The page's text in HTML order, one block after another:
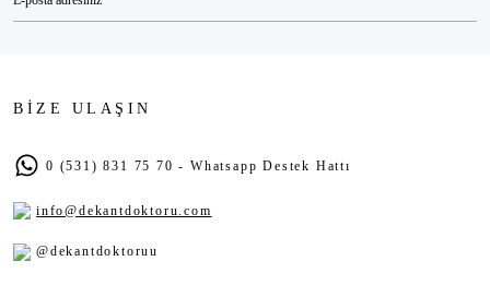
BİZE ULAŞIN
0 (531) 831 75 70 - Whatsapp Destek Hattı
info@dekantdoktoru.com
@dekantdoktoruu